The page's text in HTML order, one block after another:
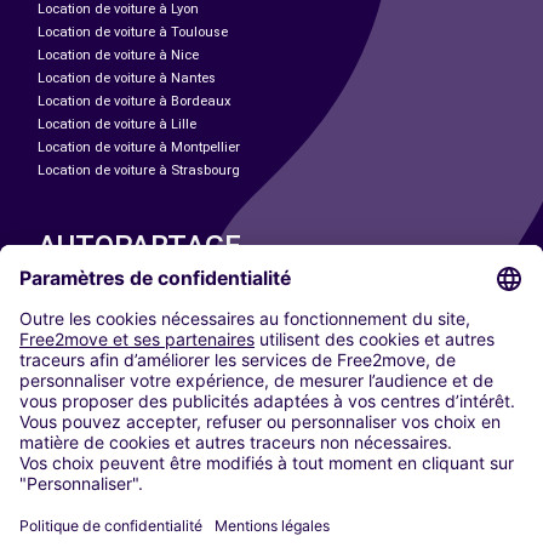
Location de voiture à Lyon
Location de voiture à Toulouse
Location de voiture à Nice
Location de voiture à Nantes
Location de voiture à Bordeaux
Location de voiture à Lille
Location de voiture à Montpellier
Location de voiture à Strasbourg
AUTOPARTAGE
Paris
Madrid
Washington DC
Milan
Rome
Turin
Vienne
Berlin
Düsseldorf